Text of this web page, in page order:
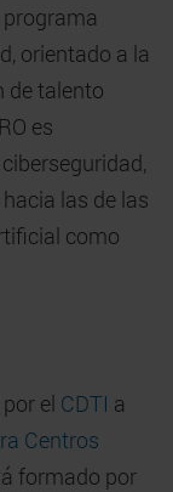
orientado a la
de talento
es
las de las
como
el CDTI a
Centros
formado por